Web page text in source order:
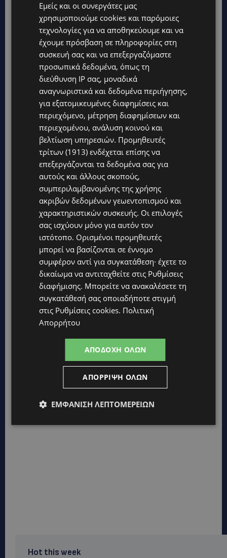
ΔΙΑΒΑΣΤΕ ΕΠΙΣΗΣ:
«ΔΙΕΘΝΗ ΠΟΡΕΙΑ ΠΡΟΣ ΤΗ ΓΑΖΑ» : «Μπλόκα» για
το καραβάνι αλληλεγγύης –Δύο Κύπριοι
ταξίδεψαν στο Κάιρο
Hot this week
Εμείς και οι συνεργάτες μας
χρησιμοποιούμε cookies και παρόμοιες
τεχνολογίες για να αποθηκεύουμε και να
έχουμε πρόσβαση σε πληροφορίες στη
συσκευή σας και να επεξεργαζόμαστε
προσωπικά δεδομένα, όπως τη
διεύθυνση IP σας, μοναδικά
αναγνωριστικά και δεδομένα περιήγησης,
για εξατομικευμένες διαφημίσεις και
περιεχόμενο, μέτρηση διαφημίσεων και
περιεχομένου, ανάλυση κοινού και
βελτίωση υπηρεσιών. Προμηθευτές
τρίτων (1913) ενδέχεται επίσης να
επεξεργάζονται τα δεδομένα σας για
αυτούς και άλλους σκοπούς,
συμπεριλαμβανομένης της χρήσης
ακριβών δεδομένων γεωεντοπισμού και
χαρακτηριστικών συσκευής. Οι επιλογές
σας ισχύουν μόνο για αυτόν τον
ιστότοπο. Ορισμένοι προμηθευτές
μπορεί να βασίζονται σε έννομο
συμφέρον αντί για συγκατάθεση· έχετε το
δικαίωμα να αντιταχθείτε στις Ρυθμίσεις
διαφήμισης. Μπορείτε να ανακαλέσετε τη
συγκατάθεσή σας οποιαδήποτε στιγμή
στις Ρυθμίσεις cookies. Πολιτική
Απορρήτου
ΑΠΟΔΟΧΉ ΌΛΩΝ
ΑΠΌΡΡΙΨΗ ΌΛΩΝ
ΕΜΦΆΝΙΣΗ ΛΕΠΤΟΜΕΡΕΙΏΝ